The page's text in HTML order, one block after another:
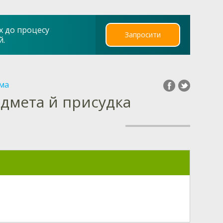
до процесу
Запросити
й присудка